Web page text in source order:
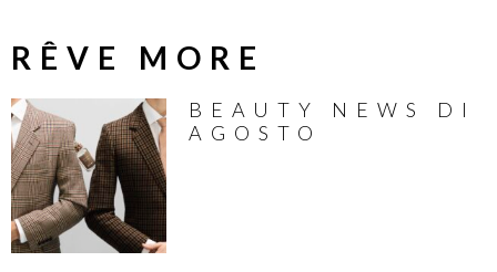
RÊVE MORE
BEAUTY NEWS DI
AGOSTO